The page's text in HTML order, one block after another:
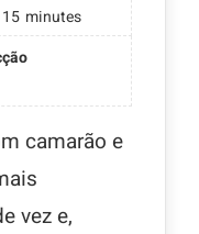
15 minutes
camarão e
vez e,